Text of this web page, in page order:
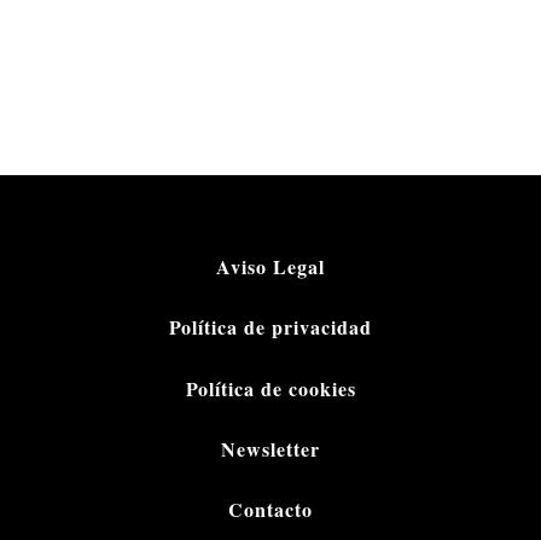
Aviso Legal
Política de privacidad
Política de cookies
Newsletter
Contacto